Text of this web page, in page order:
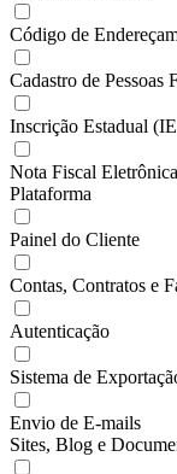
Código de
Cadastro de Pessoas
Inscrição Estadual
Nota Fiscal
Plataforma
Painel do Cliente
Contas, Contratos e
Autenticação
Sistema de
Envio de E-mails
Sites, Blog e